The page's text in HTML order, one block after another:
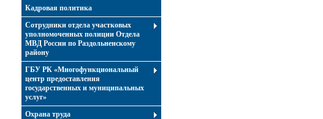
Кадровая политика
Сотрудники отдела участковых
уполномоченных полиции Отдела
МВД России по Раздольненскому
району
ГБУ РК «Многофункциональный
центр предоставления
государственных и муниципальных
услуг»
Охрана труда